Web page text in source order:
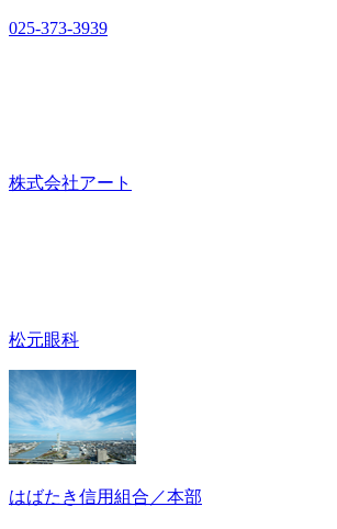
025-373-3939
株式会社アート
松元眼科
はばたき信用組合／本部